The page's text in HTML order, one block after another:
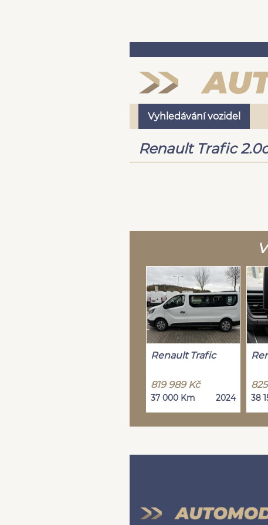
Vyhledávání vozidel
Renault Trafic
Renault Trafic
819 989 Kč
37 000 Km 2024 38